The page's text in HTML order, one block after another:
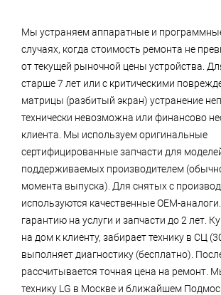
Мы устраняем аппаратные и
случаях, когда стоимость ремонта не
от текущей рыночной цены устройства.
старше 7 лет или с критическими
матрицы (разбитый экран) устранение
технически невозможна или финансово
клиента. Мы используем оригинальные
сертифицированные запчасти для
поддерживаемых производителем
момента выпуска). Для снятых с
используются качественные OEM-
гарантию на услуги и запчасти до 2 лет.
на дом к клиенту, забирает технику в СЦ
выполняет диагностику (бесплатно).
рассчитывается точная цена на ремонт.
технику LG в Москве и ближайшем